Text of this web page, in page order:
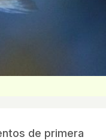
de primera